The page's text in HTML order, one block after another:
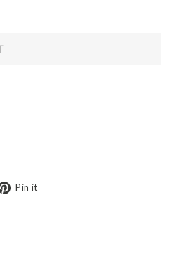
Pin it